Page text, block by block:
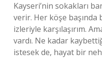
Kayseri’nin sokakları
verir. Her köşe başında
izleriyle karşılaşırım.
vardı. Ne kadar
istesek de, hayat bir